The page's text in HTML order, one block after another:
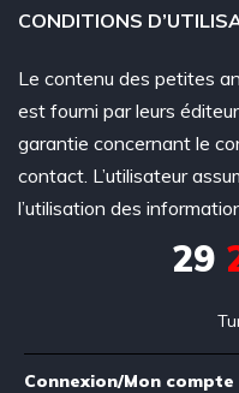
CONDITIONS
Le contenu des petites
est fourni par leurs
garantie concernant le
contact. L’utilisateur
l’utilisation des
29
Connexion/Mon compte